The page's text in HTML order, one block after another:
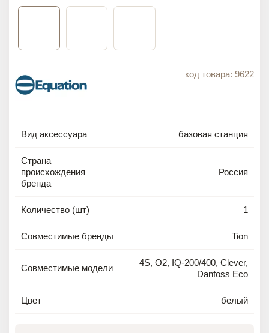
код товара: 9622
Вид аксессуара базовая станция
Страна
происхождения
бренда
Россия
Количество (шт) 1
Совместимые бренды Tion
Совместимые модели
4S, O2, IQ-200/400, Clever,
Danfoss Eco
Цвет белый